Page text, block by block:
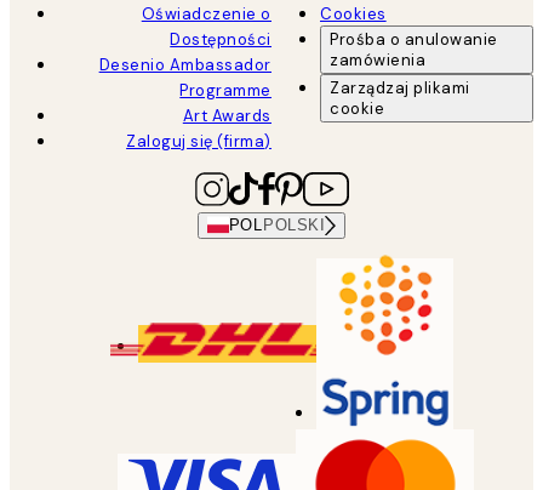
Oświadczenie o
Dostępności
Desenio Ambassador
Programme
Art Awards
Zaloguj się (firma)
Cookies
Prośba o anulowanie
zamówienia
Zarządzaj plikami
cookie
POL POLSKI